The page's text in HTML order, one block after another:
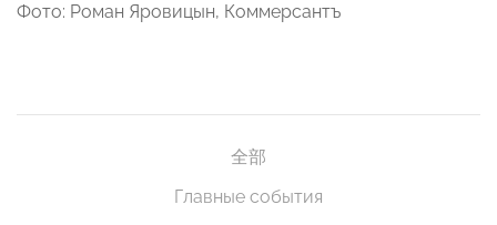
Фото: Роман Яровицын, Коммерсантъ
全部
Главные события